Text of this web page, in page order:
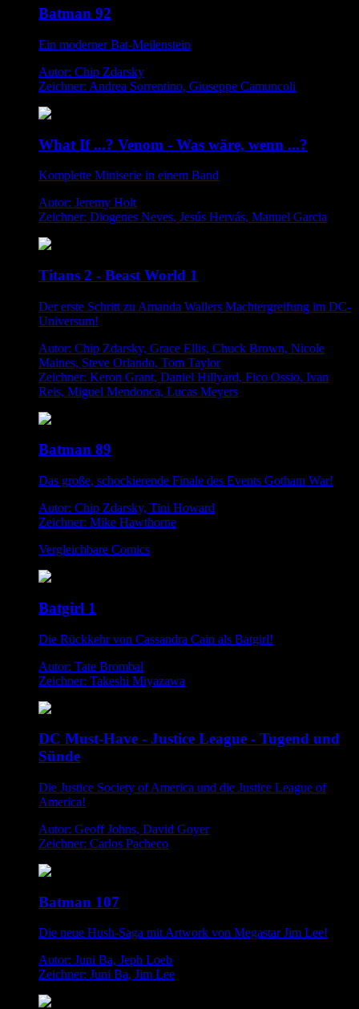
Batman 92
Ein moderner Bat-Meilenstein
Autor: Chip Zdarsky
Zeichner: Andrea Sorrentino, Giuseppe Camuncoli
What If ...? Venom - Was wäre, wenn ...?
Komplette Miniserie in einem Band
Autor: Jeremy Holt
Zeichner: Diogenes Neves, Jesús Hervás, Manuel Garcia
Titans 2 - Beast World 1
Der erste Schritt zu Amanda Wallers Machtergreifung im DC-
Universum!
Autor: Chip Zdarsky, Grace Ellis, Chuck Brown, Nicole
Maines, Steve Orlando, Tom Taylor
Zeichner: Keron Grant, Daniel Hillyard, Fico Ossio, Ivan
Reis, Miguel Mendonca, Lucas Meyers
Batman 89
Das große, schockierende Finale des Events Gotham War!
Autor: Chip Zdarsky, Tini Howard
Zeichner: Mike Hawthorne
Vergleichbare Comics
Batgirl 1
Die Rückkehr von Cassandra Cain als Batgirl!
Autor: Tate Brombal
Zeichner: Takeshi Miyazawa
DC Must-Have - Justice League - Tugend und
Sünde
Die Justice Society of America und die Justice League of
America!
Autor: Geoff Johns, David Goyer
Zeichner: Carlos Pacheco
Batman 107
Die neue Hush-Saga mit Artwork von Megastar Jim Lee!
Autor: Juni Ba, Jeph Loeb
Zeichner: Juni Ba, Jim Lee